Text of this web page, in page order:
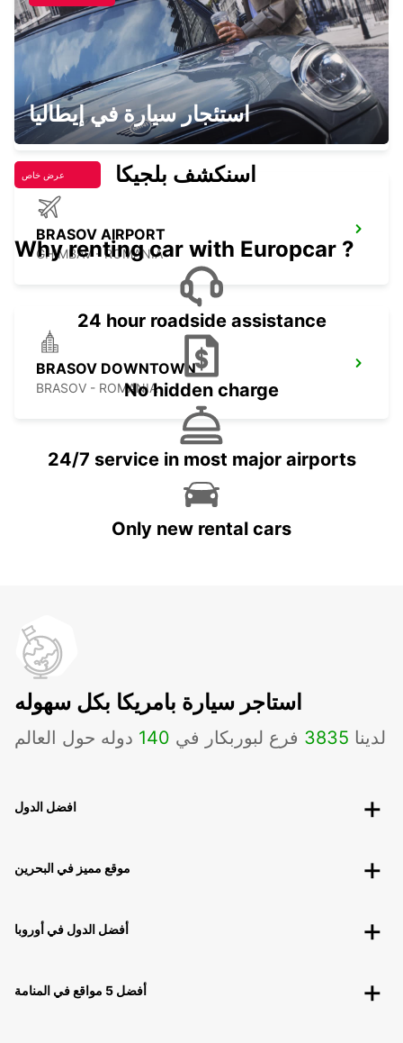
SOFIA HEAD OFFICE
SOFIA - BULGARIA
BRASOV AIRPORT
GHIMBAV - ROMANIA
BRASOV DOWNTOWN
BRASOV - ROMANIA
استئجار سيارة في إيطاليا
عرض خاص اسنكشف بلجيكا
Why renting car with Europcar ?
24 hour roadside assistance
No hidden charge
24/7 service in most major airports
Only new rental cars
استاجر سيارة بامريكا بكل سهوله
لدينا 3835 فرع لبوربكار في 140 دوله حول العالم
افضل الدول
موقع مميز في البحرين
أفضل الدول في أوروبا
أفضل 5 مواقع في المنامة